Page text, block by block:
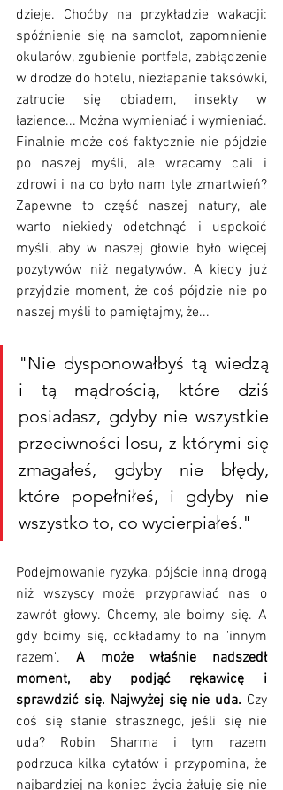
dzieje. Choćby na przykładzie wakacji:
spóźnienie się na samolot, zapomnienie
okularów, zgubienie portfela, zabłądzenie
w drodze do hotelu, niezłapanie taksówki,
zatrucie się obiadem, insekty w
łazience... Można wymieniać i wymieniać.
Finalnie może coś faktycznie nie pójdzie
po naszej myśli, ale wracamy cali i
zdrowi i na co było nam tyle zmartwień?
Zapewne to część naszej natury, ale
warto niekiedy odetchnąć i uspokoić
myśli, aby w naszej głowie było więcej
pozytywów niż negatywów. A kiedy już
przyjdzie moment, że coś pójdzie nie po
naszej myśli to pamiętajmy, że...
"Nie dysponowałbyś tą wiedzą
i tą mądrością, które dziś
posiadasz, gdyby nie wszystkie
przeciwności losu, z którymi się
zmagałeś, gdyby nie błędy,
które popełniłeś, i gdyby nie
wszystko to, co wycierpiałeś."
Podejmowanie ryzyka, pójście inną drogą
niż wszyscy może przyprawiać nas o
zawrót głowy. Chcemy, ale boimy się. A
gdy boimy się, odkładamy to na "innym
razem". A może właśnie nadszedł
moment, aby podjąć rękawicę i
sprawdzić się. Najwyżej się nie uda. Czy
coś się stanie strasznego, jeśli się nie
uda? Robin Sharma i tym razem
podrzuca kilka cytatów i przypomina, że
najbardziej na koniec życia żałuję się nie